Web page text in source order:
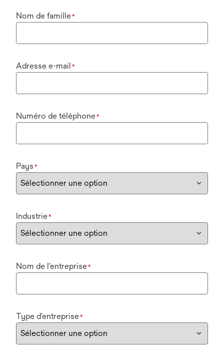
Nom de famille*
Adresse e-mail *
Numéro de téléphone*
Pays *
Industrie*
Nom de l'entreprise*
Type d'entreprise*